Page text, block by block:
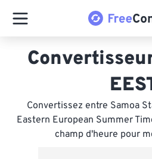
Convertissez entre Samoa
Eastern European Summer
champ d'heure pour